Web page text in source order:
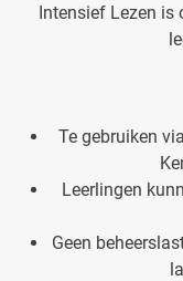
Intensief Lezen is
Te gebruiken
Leerlingen
Geen